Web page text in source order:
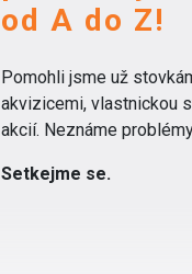
od A do Z!
Pomohli jsme už
akvizicemi, vlastnickou
akcií. Neznáme
Setkejme se.